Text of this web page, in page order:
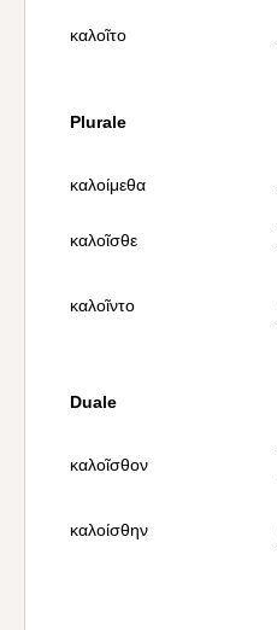
καλοῖτο
Plurale
καλοίμεθα
καλοῖσθε
καλοῖντο
Duale
καλοῖσθον
καλοίσθην